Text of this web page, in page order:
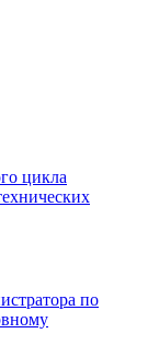
цикла
по